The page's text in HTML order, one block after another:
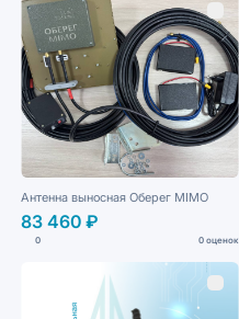
Антенна выносная Оберег МIМО
83 460 ₽
0 0 оценок